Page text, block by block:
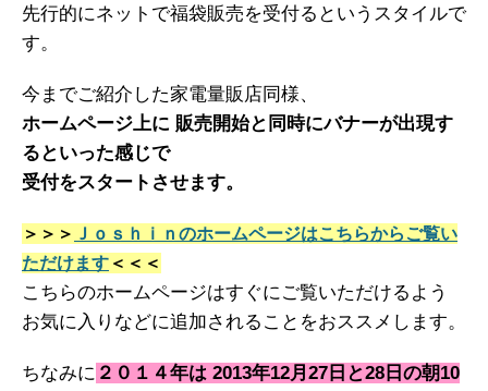
先行的にネットで福袋販売を受付るというスタイルで
す。
今までご紹介した家電量販店同様、
ホームページ上に 販売開始と同時にバナーが出現す
るといった感じで
受付をスタートさせます。
＞＞＞ Ｊｏｓｈｉｎのホームページはこちらからご覧い
ただけます ＜＜＜
こちらのホームページはすぐにご覧いただけるよう
お気に入りなどに追加されることをおススメします。
ちなみに ２０１４年は 2013年12月27日と28日の朝10